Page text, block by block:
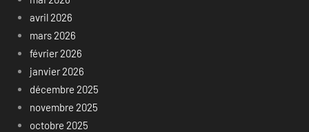
avril 2026
mars 2026
février 2026
janvier 2026
décembre 2025
novembre 2025
octobre 2025